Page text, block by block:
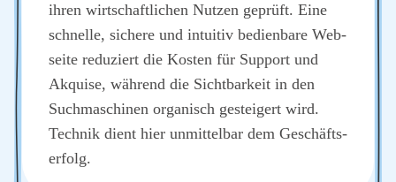
ihren wirt­schaft­li­chen Nut­zen geprüft. Eine
schnel­le, siche­re und intui­tiv bedien­ba­re Web­
sei­te redu­ziert die Kos­ten für Sup­port und
Akqui­se, wäh­rend die Sicht­bar­keit in den
Such­ma­schi­nen orga­nisch gestei­gert wird.
Tech­nik dient hier unmit­tel­bar dem Geschäfts­
er­folg.